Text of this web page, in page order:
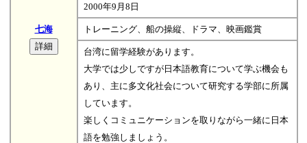
七海
2000年9月8日
トレーニング、船の操縦、ドラマ、映画鑑賞
台湾に留学経験があります。
大学では少しですが日本語教育について学ぶ機会も
あり、主に多文化社会について研究する学部に所属
しています。
楽しくコミュニケーションを取りながら一緒に日本
語を勉強しましょう。